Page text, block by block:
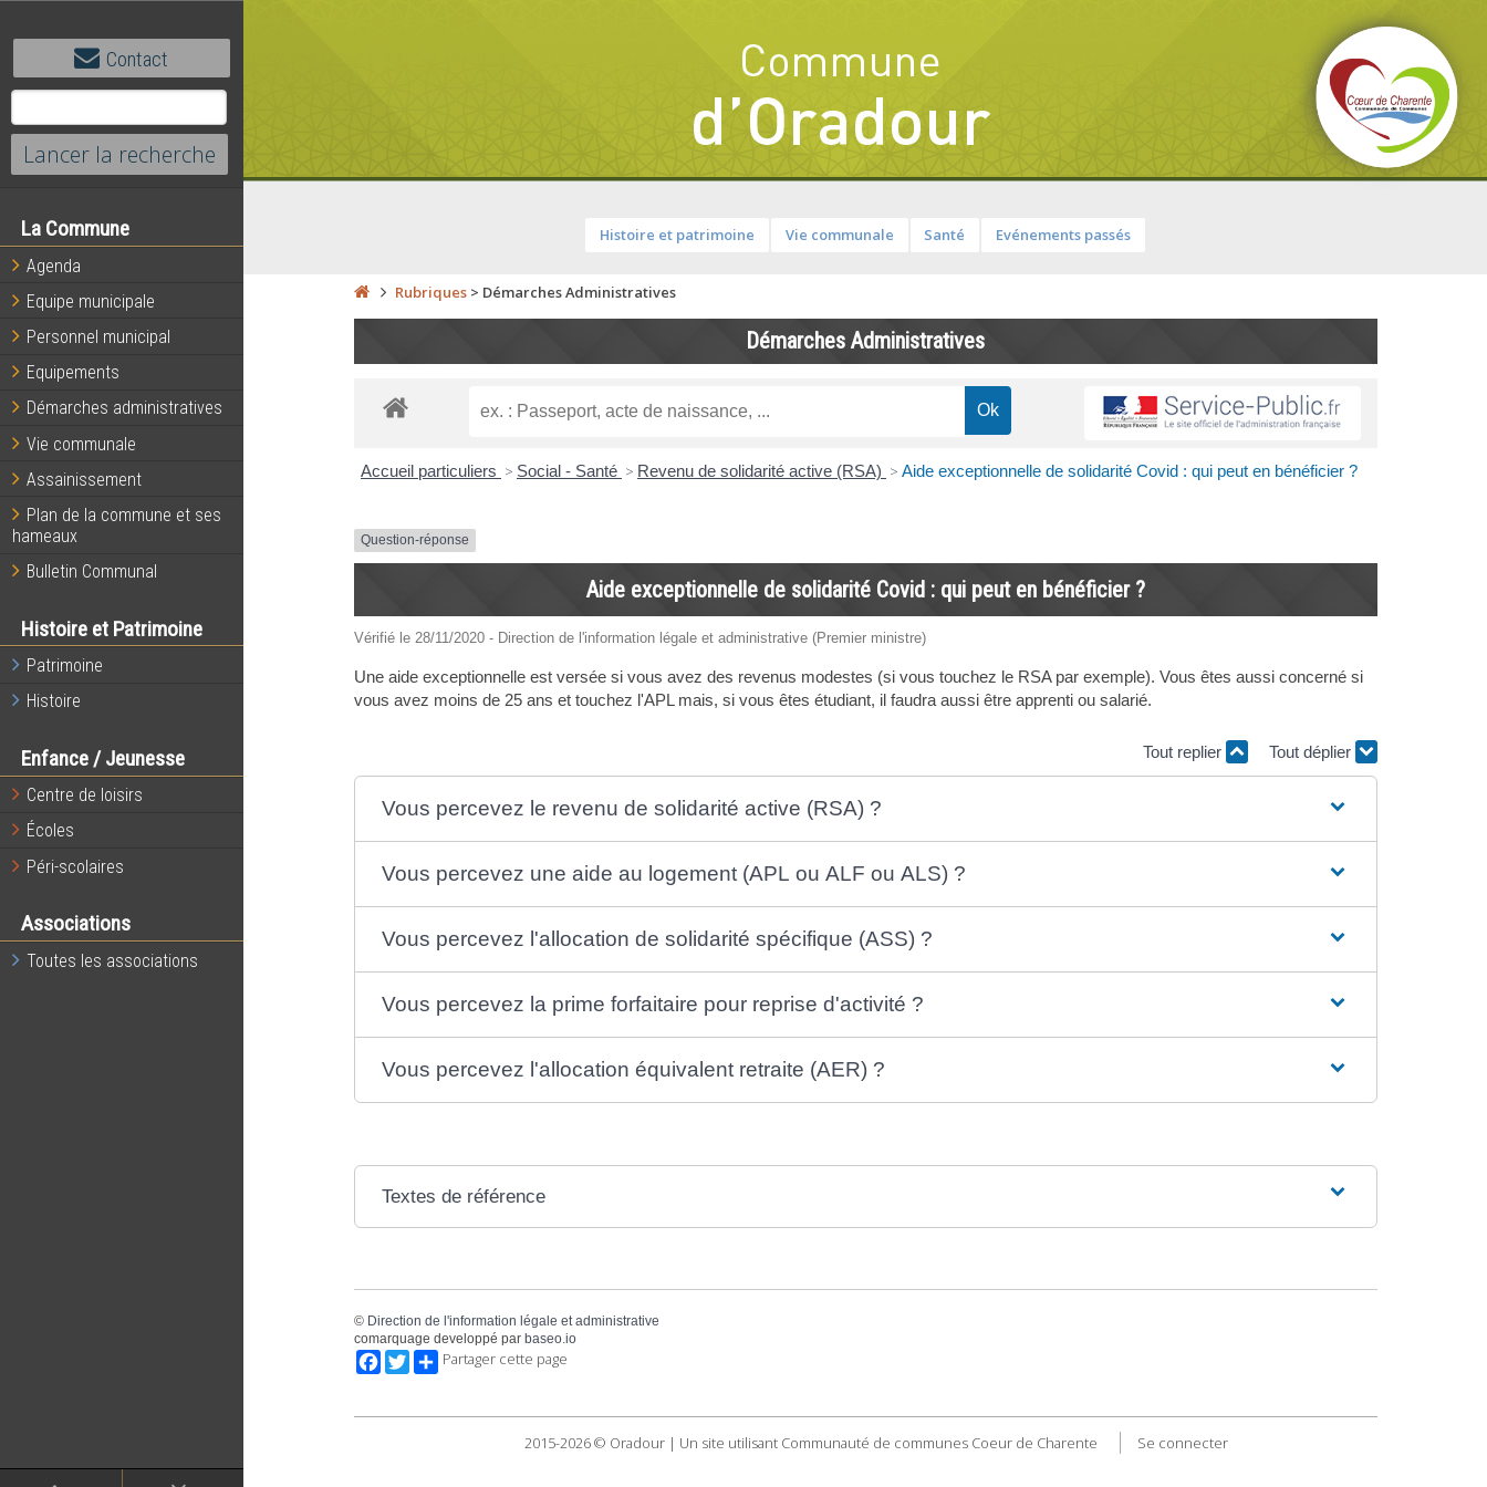
Contact
La Commune
Agenda
Equipe municipale
Personnel municipal
Equipements
Démarches administratives
Vie communale
Assainissement
Plan de la commune et ses
hameaux
Bulletin Communal
Histoire et Patrimoine
Patrimoine
Histoire
Enfance / Jeunesse
Centre de loisirs
Écoles
Péri-scolaires
Associations
Toutes les associations
Histoire et patrimoine Vie communale Santé Evénements passés
Rubriques> Démarches Administratives
Démarches Administratives
Accueil particuliers > Social - Santé > Revenu de solidarité active (RSA) > Aide exceptionnelle de solidarité Covid : qui peut en bénéficier ?
Question-réponse
Aide exceptionnelle de solidarité Covid : qui peut en bénéficier ?
Vérifié le 28/11/2020 - Direction de l'information légale et administrative (Premier ministre)
Une aide exceptionnelle est versée si vous avez des revenus modestes (si vous touchez le RSA par exemple). Vous êtes aussi concerné si
vous avez moins de 25 ans et touchez l'APL mais, si vous êtes étudiant, il faudra aussi être apprenti ou salarié.
Tout replier Tout déplier
Vous percevez le revenu de solidarité active (RSA) ?
Vous percevez une aide au logement (APL ou ALF ou ALS) ?
Vous percevez l'allocation de solidarité spécifique (ASS) ?
Vous percevez la prime forfaitaire pour reprise d'activité ?
Vous percevez l'allocation équivalent retraite (AER) ?
Textes de référence
© Direction de l'information légale et administrative
comarquage developpé par baseo.io
Facebook
TwitterPartager cette page
2015-2026 © Oradour | Un site utilisant Communauté de communes Coeur de Charente Se connecter